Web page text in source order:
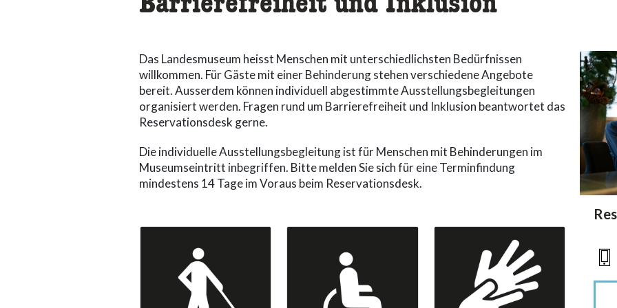
Das Landesmuseum heisst Menschen mit unterschiedlichsten Bedürfnissen
willkommen. Für Gäste mit einer Behinderung stehen verschiedene Angebote
bereit. Ausserdem können individuell abgestimmte Ausstellungsbegleitungen
organisiert werden. Fragen rund um Barrierefreiheit und Inklusion beantwortet das
Reservationsdesk gerne.
Die individuelle Ausstellungsbegleitung ist für Menschen mit Behinderungen im
Museumseintritt inbegriffen. Bitte melden Sie sich für eine Terminfindung
mindestens 14 Tage im Voraus beim Reservationsdesk.